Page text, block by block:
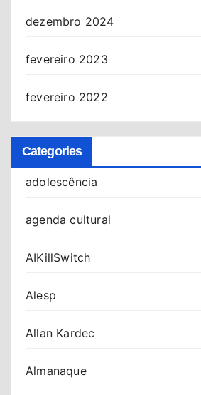
dezembro 2024
fevereiro 2023
fevereiro 2022
Categories
adolescência
agenda cultural
AIKillSwitch
Alesp
Allan Kardec
Almanaque